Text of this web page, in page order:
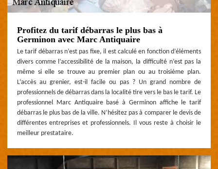
Profitez du tarif débarras le plus bas à
Germinon avec Marc Antiquaire
Le tarif débarras n’est pas fixe, il est calculé en fonction d’éléments
divers comme l’accessibilité de la maison, la difficulté n’est pas la
même si elle se trouve au premier plan ou au troisième plan.
L’accès au grenier, est-il facile ou pas ? Un grand nombre de
professionnels de débarras dans la localité tire vers le bas le tarif. Le
professionnel Marc Antiquaire basé à Germinon affiche le tarif
débarras le plus bas de la ville. N’hésitez pas à comparer le devis de
différentes entreprises et professionnels. Il vous reste à choisir le
meilleur prestataire.